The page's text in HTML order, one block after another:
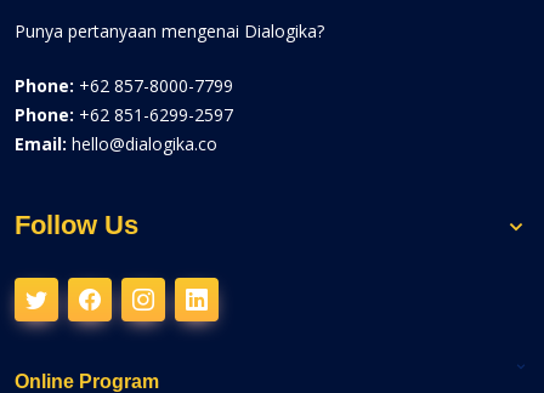
Punya pertanyaan mengenai Dialogika?
Phone: +62 857-8000-7799
Phone: +62 851-6299-2597
Email: hello@dialogika.co
Follow Us
Online Program